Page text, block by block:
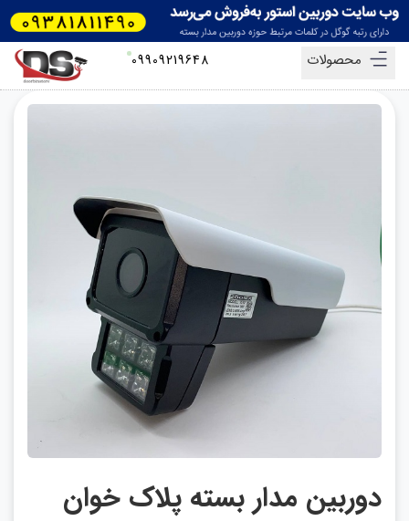
محصولات 09909219648
دوربین مدار بسته پلاک خوان